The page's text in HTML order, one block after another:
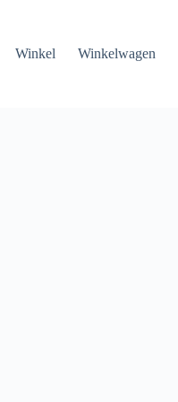
Winkel Winkelwagen